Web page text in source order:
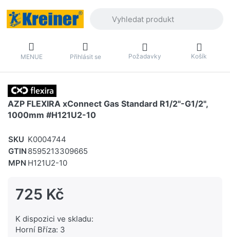
MENUE Přihlásit se Požadavky Košík
AZP FLEXIRA xConnect Gas Standard R1/2"-G1/2",
1000mm #H121U2-10
SKU K0004744
GTIN 8595213309665
MPN H121U2-10
725 Kč
K dispozici ve skladu:
Horní Bříza: 3